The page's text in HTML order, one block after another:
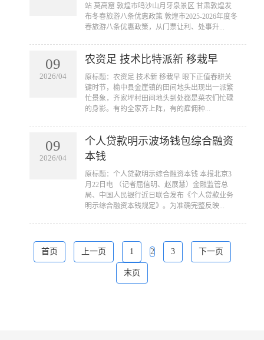
站 莫高窟 敦煌市鸣沙山月牙泉景区 甘肃敦煌发
布冬春旅游八条优惠政策 敦煌市2025-2026年度冬
春旅游八条优惠政策，从门票让利、处事升...
09
2026/04
农资足 技术比特派新 移栽早
​原标题：农资足 技术新 移栽早 眼下正值春耕关
键时节，榆中县金崖镇的田间地头出现出一派繁
忙景象，齐家坪村田间地头到处都是菜农们忙碌
的身影。有的全家齐上阵，有的雇佣种...
09
2026/04
个人贷款明示波场钱包综合融资
本钱
​原标题：个人贷款明示综合融资本钱 本报北京3
月22日电 （记者屈信明、赵展慧）金融监管总
局、中国人民银行近日联合发布《个人贷款业务
明示综合融资本钱规定》。为准确完整反映...
首页 上一页 1 2 3 下一页
末页